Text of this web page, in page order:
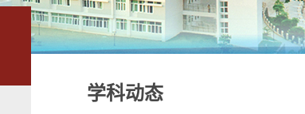
学科动态